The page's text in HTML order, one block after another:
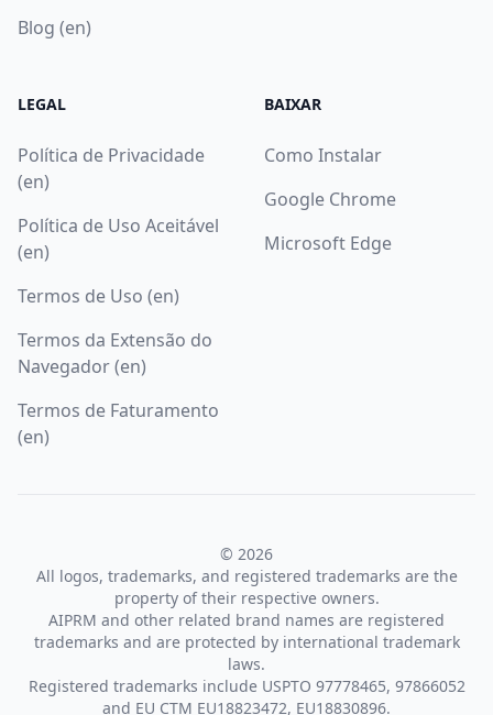
Blog (en)
LEGAL
Política de Privacidade
(en)
Política de Uso Aceitável
(en)
Termos de Uso (en)
Termos da Extensão do
Navegador (en)
Termos de Faturamento
(en)
BAIXAR
Como Instalar
Google Chrome
Microsoft Edge
© 2026
All logos, trademarks, and registered trademarks are the
property of their respective owners.
AIPRM and other related brand names are registered
trademarks and are protected by international trademark
laws.
Registered trademarks include USPTO 97778465, 97866052
and EU CTM EU18823472, EU18830896.